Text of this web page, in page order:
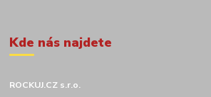
Kde nás najdete
ROCKUJ.CZ s.r.o.